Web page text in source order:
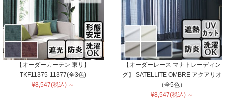
【オーダーカーテン 東リ】
TKF11375-11377(全3色)
¥8,547(税込) ～
【オーダーレース マナトレーディン
グ】 SATELLITE OMBRE アクアリオ
（全5色）
¥8,547(税込) ～